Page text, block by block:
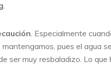
.
. Especialmente
pues el agua
ser muy resbaladizo. Lo